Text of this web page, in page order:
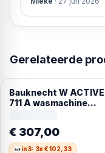
Gerelateerde
Bauknecht W ACTIVE
711 A wasmachine
€ 307,00
in3: 3x € 102,33